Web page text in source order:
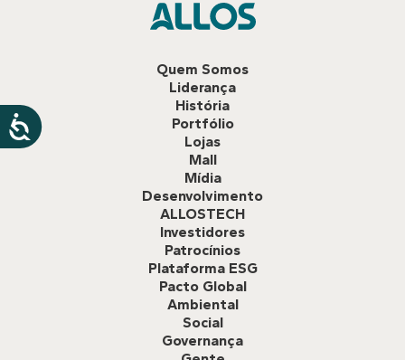
Quem Somos
Liderança
História
Portfólio
Lojas
Mall
Mídia
Desenvolvimento
ALLOSTECH
Investidores
Patrocínios
Plataforma ESG
Pacto Global
Ambiental
Social
Governança